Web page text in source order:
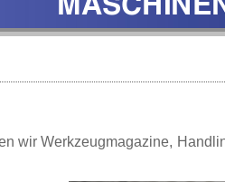
wir Werkzeugmagazine,